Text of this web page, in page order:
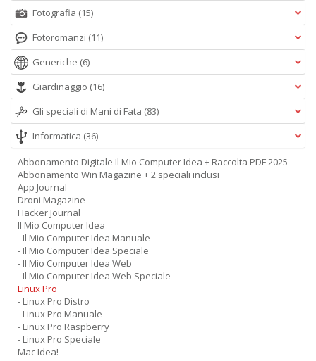
Fotografia (15)
Fotoromanzi (11)
Generiche (6)
Giardinaggio (16)
Gli speciali di Mani di Fata (83)
Informatica (36)
Abbonamento Digitale Il Mio Computer Idea + Raccolta PDF 2025
Abbonamento Win Magazine + 2 speciali inclusi
App Journal
Droni Magazine
Hacker Journal
Il Mio Computer Idea
- Il Mio Computer Idea Manuale
- Il Mio Computer Idea Speciale
- Il Mio Computer Idea Web
- Il Mio Computer Idea Web Speciale
Linux Pro
- Linux Pro Distro
- Linux Pro Manuale
- Linux Pro Raspberry
- Linux Pro Speciale
Mac Idea!